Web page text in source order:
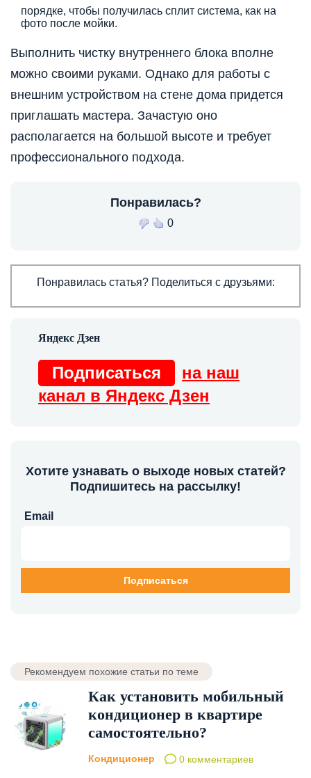
порядке, чтобы получилась сплит система, как на
фото после мойки.
Выполнить чистку внутреннего блока вполне
можно своими руками. Однако для работы с
внешним устройством на стене дома придется
приглашать мастера. Зачастую оно
располагается на большой высоте и требует
профессионального подхода.
Понравилась?
0
Понравилась статья? Поделиться с друзьями:
Подписаться
на наш
канал в Яндекс Дзен
Хотите узнавать о выходе новых статей?
Подпишитесь на рассылку!
Email
Рекомендуем похожие статьи по теме
Как установить мобильный
кондиционер в квартире
самостоятельно?
Кондиционер 0 комментариев